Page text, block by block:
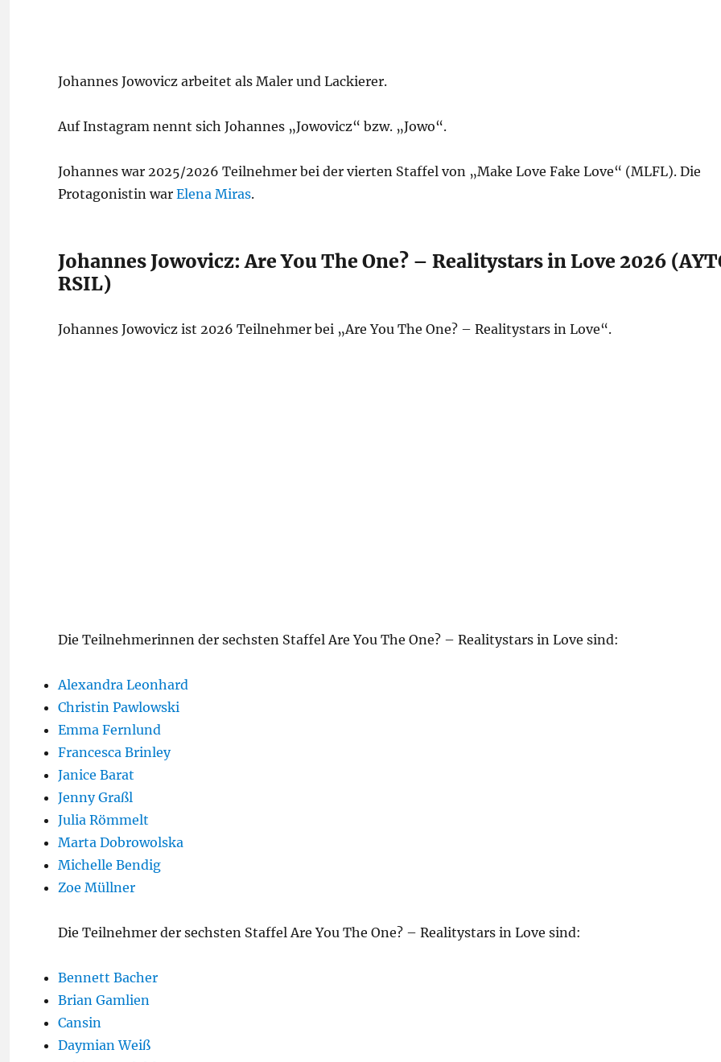
Johannes Jowovicz arbeitet als Maler und Lackierer.
Auf Instagram nennt sich Johannes „Jowovicz“ bzw. „Jowo“.
Johannes war 2025/2026 Teilnehmer bei der vierten Staffel von „Make Love Fake Love“ (MLFL). Die
Protagonistin war Elena Miras.
Johannes Jowovicz: Are You The One? – Realitystars in Love 2026
RSIL)
Johannes Jowovicz ist 2026 Teilnehmer bei „Are You The One? – Realitystars in Love“.
Die Teilnehmerinnen der sechsten Staffel Are You The One? – Realitystars in Love sind:
Alexandra Leonhard
Christin Pawlowski
Emma Fernlund
Francesca Brinley
Janice Barat
Jenny Graßl
Julia Römmelt
Marta Dobrowolska
Michelle Bendig
Zoe Müllner
Die Teilnehmer der sechsten Staffel Are You The One? – Realitystars in Love sind:
Bennett Bacher
Brian Gamlien
Cansin
Daymian Weiß